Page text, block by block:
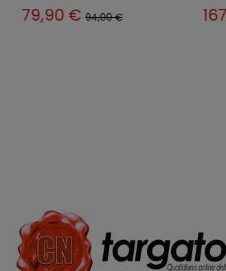
79,90 €94,00 €